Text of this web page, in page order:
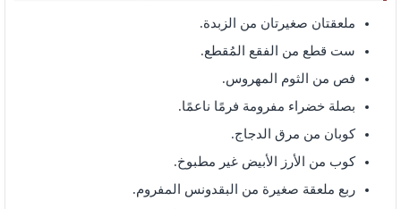
ملعقتان صغيرتان من الزبدة.
ست قطع من الفقع المُقطع.
فص من الثوم المهروس.
بصلة خضراء مفرومة فرمًا ناعمًا.
كوبان من مرق الدجاج.
كوب من الأرز الأبيض غير مطبوخ.
ربع ملعقة صغيرة من البقدونس المفروم.